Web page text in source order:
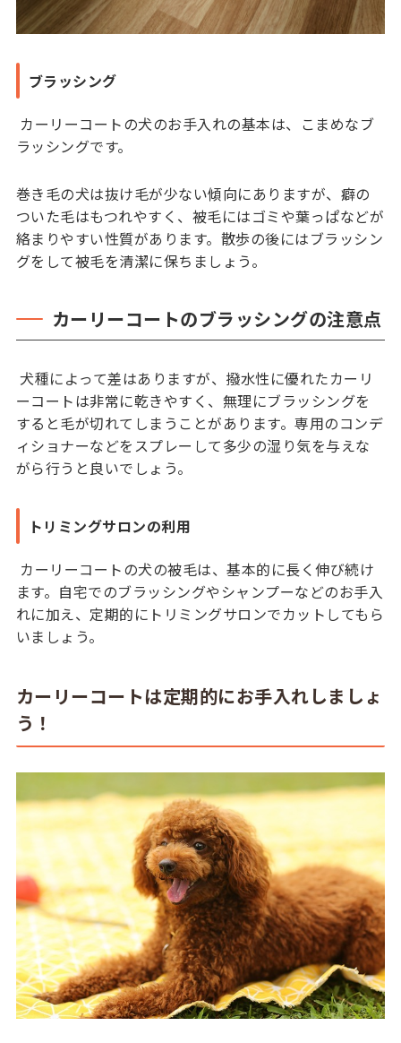
ブラッシング
カーリーコートの犬のお手入れの基本は、こまめなブ
ラッシングです。
巻き毛の犬は抜け毛が少ない傾向にありますが、癖の
ついた毛はもつれやすく、被毛にはゴミや葉っぱなどが
絡まりやすい性質があります。散歩の後にはブラッシン
グをして被毛を清潔に保ちましょう。
カーリーコートのブラッシングの注意点
犬種によって差はありますが、撥水性に優れたカーリ
ーコートは非常に乾きやすく、無理にブラッシングを
すると毛が切れてしまうことがあります。専用のコンデ
ィショナーなどをスプレーして多少の湿り気を与えな
がら行うと良いでしょう。
トリミングサロンの利用
カーリーコートの犬の被毛は、基本的に長く伸び続け
ます。自宅でのブラッシングやシャンプーなどのお手入
れに加え、定期的にトリミングサロンでカットしてもら
いましょう。
カーリーコートは定期的にお手入れしましょ
う！